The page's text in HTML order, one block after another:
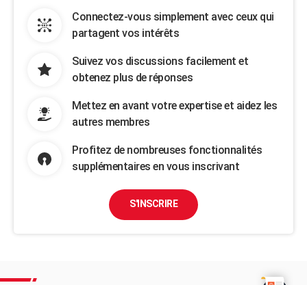
Connectez-vous simplement avec ceux qui
partagent vos intérêts
Suivez vos discussions facilement et
obtenez plus de réponses
Mettez en avant votre expertise et aidez les
autres membres
Profitez de nombreuses fonctionnalités
supplémentaires en vous inscrivant
S'INSCRIRE